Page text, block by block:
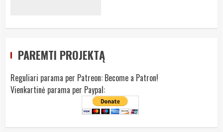
PAREMTI PROJEKTĄ
Reguliari parama per Patreon: Become a Patron!
Vienkartinė parama per Paypal: